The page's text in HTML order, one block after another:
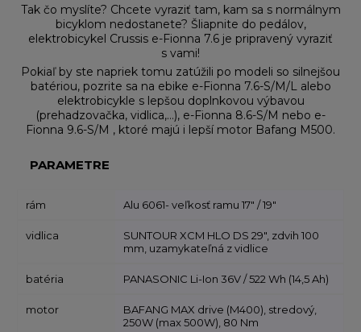
Tak čo myslíte? Chcete vyraziť tam, kam sa s normálnym
bicyklom nedostanete? Šliapnite do pedálov,
elektrobicykel Crussis e-Fionna 7.6 je pripravený vyraziť
s vami!
Pokiaľ by ste napriek tomu zatúžili po modeli so silnejšou
batériou, pozrite sa na ebike e-Fionna 7.6-S/M/L alebo
elektrobicykle s lepšou doplnkovou výbavou
(prehadzovačka, vidlica,…), e-Fionna 8.6-S/M nebo e-
Fionna 9.6-S/M , ktoré majú i lepší motor Bafang M500.
PARAMETRE
rám Alu 6061- veľkosť ramu 17" / 19"
vidlica
SUNTOUR XCM HLO DS 29", zdvih 100
mm, uzamykateľná z vidlice
batéria PANASONIC Li-Ion 36V / 522 Wh (14,5 Ah)
motor
BAFANG MAX drive (M400), stredový,
250W (max 500W), 80 Nm